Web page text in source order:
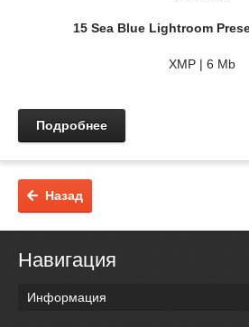
15 Sea Blue Lightroom
XMP | 6 Mb
Подробнее
Назад
Навигация
Информация